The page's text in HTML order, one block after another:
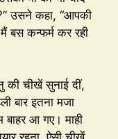
उसने कहा, “आपकी
बस कन्फर्म कर रही
चीखें सुनाई दीं,
बार इतना मजा
बाहर आ गए। माही